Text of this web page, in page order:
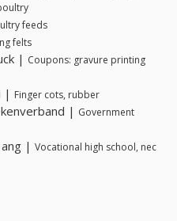
feeds
felts
| Coupons: gravure printing
| Finger cots, rubber
| Government
| Vocational high school, nec